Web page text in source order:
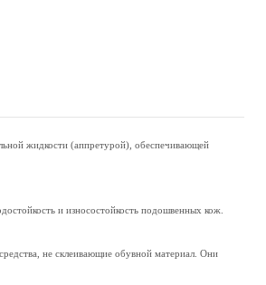
жидкости (аппретурой), обеспечивающей
и износостойкость подошвенных кож.
не склеивающие обувной материал. Они